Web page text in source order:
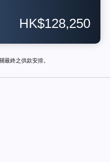
HK$128,250
最終之供款安排。